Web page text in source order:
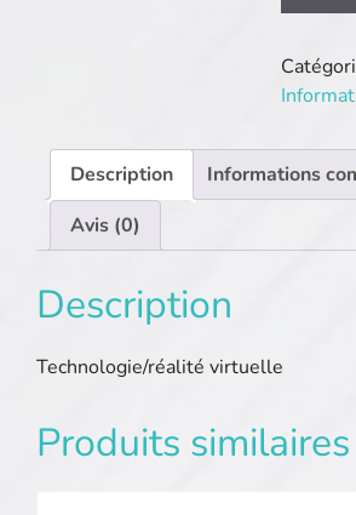
Description
Informations
Avis (0)
Description
Technologie/réalité virtuelle
Produits similaires